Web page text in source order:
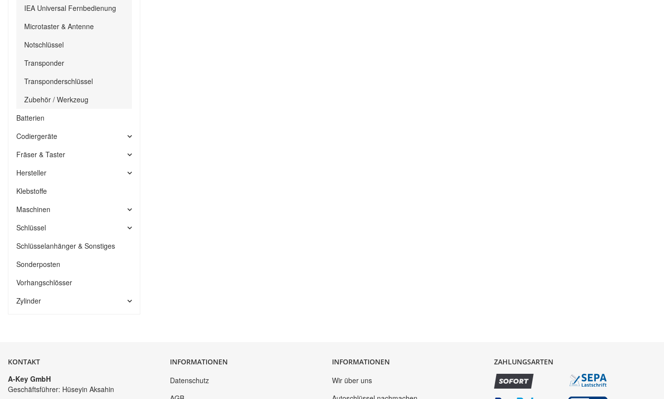
IEA Universal Fernbedienung
Microtaster & Antenne
Notschlüssel
Transponder
Transponderschlüssel
Zubehör / Werkzeug
Batterien
Codiergeräte
Fräser & Taster
Hersteller
Klebstoffe
Maschinen
Schlüssel
Schlüsselanhänger & Sonstiges
Sonderposten
Vorhangschlösser
Zylinder
KONTAKT
A-Key GmbH
Geschäftsführer: Hüseyin Aksahin
INFORMATIONEN
Datenschutz
INFORMATIONEN
Wir über uns
ZAHLUNGSARTEN